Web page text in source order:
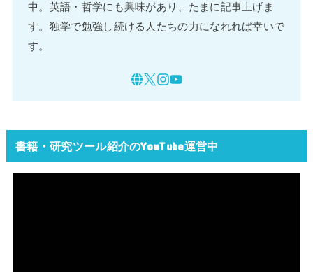
中。英語・哲学にも興味があり、たまに記事上げま
す。独学で勉強し続ける人たちの力になれれば幸いで
す。
書籍・研究ツール紹介のYouTube運営中